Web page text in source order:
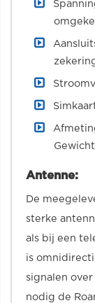
Antenne:
De
sterke
als bij een
is
signalen
nodig de